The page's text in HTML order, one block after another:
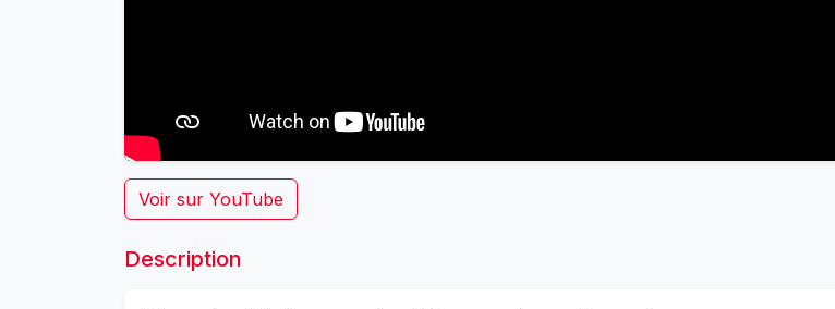
Voir sur YouTube
Description